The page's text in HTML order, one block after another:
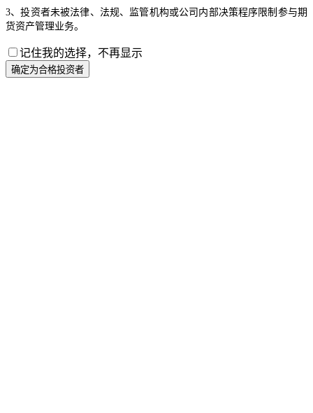
3、投资者未被法律、法规、监管机构或公司内部决策程序限制参与期
货资产管理业务。
记住我的选择，不再显示
确定为合格投资者